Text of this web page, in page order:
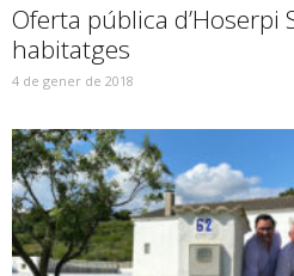
Oferta pública d’Hoserpi
habitatges
4 de gener de 2018